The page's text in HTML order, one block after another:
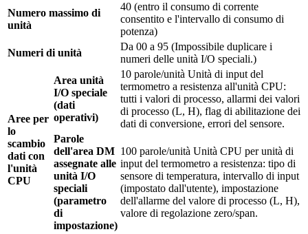
Numero massimo di
unità
40 (entro il consumo di corrente
consentito e l'intervallo di consumo di
potenza)
Numeri di unità
Da 00 a 95 (Impossibile duplicare i
numeri delle unità I/O speciali.)
Aree per
lo
scambio
dati con
l'unità
CPU
Area unità
I/O speciale
(dati
operativi)
10 parole/unità Unità di input del
termometro a resistenza all'unità CPU:
tutti i valori di processo, allarmi dei valori
di processo (L, H), flag di abilitazione dei
dati di conversione, errori del sensore.
Parole
dell'area DM
assegnate alle
unità I/O
speciali
(parametro
di
impostazione)
100 parole/unità Unità CPU per unità di
input del termometro a resistenza: tipo di
sensore di temperatura, intervallo di input
(impostato dall'utente), impostazione
dell'allarme del valore di processo (L, H),
valore di regolazione zero/span.